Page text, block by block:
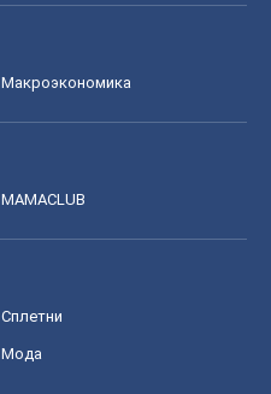
Mакроэкономика
MAMACLUB
Сплетни
Мода